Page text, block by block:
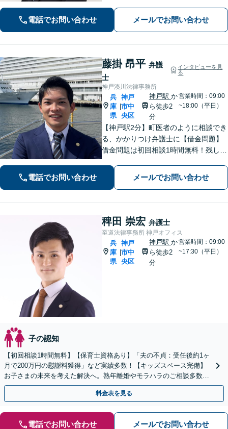
額した事例、示談金が5倍以上に増額し
た事例など多数【神戸駅3分】
電話でお問い合わせ メールでお問い合わせ
藤掛 昂平 弁護
士
インタビューを見
る
神戸湊川法律事務所
兵
庫
県
|
神戸
市中
央区
神戸駅 か
ら徒歩2
分
営業時間：09:00
~18:00（平日）
【神戸駅2分】町医者のように相談でき
る、かかりつけ弁護士に【借金問題】
借金問題は初回相談1時間無料！残した
【企業法務】顧問実績多数！カスハ
ラ・クレーム対応はお任せください
電話でお問い合わせ メールでお問い合わせ
稗田 崇宏 弁護士
至道法律事務所 神戸オフィス
兵
庫
県
|
神戸
市中
央区
神戸駅 か
ら徒歩2
分
営業時間：09:00
~17:30（平日）
子の認知
【初回相談1時間無料】【保育士資格あり】「夫の不貞：受任後約1ヶ
月で200万円の慰謝料獲得」など実績多数！【キッズスペース完備】
お子さまの未来を考えた解決へ。熟年離婚やモラハラのご相談多数
【Web面談・電話相談・夜間相談OK】
料金表を見る
電話でお問い合わせ メールでお問い合わせ